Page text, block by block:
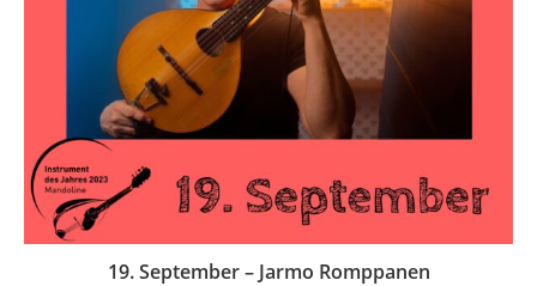
19. September – Jarmo Romppanen